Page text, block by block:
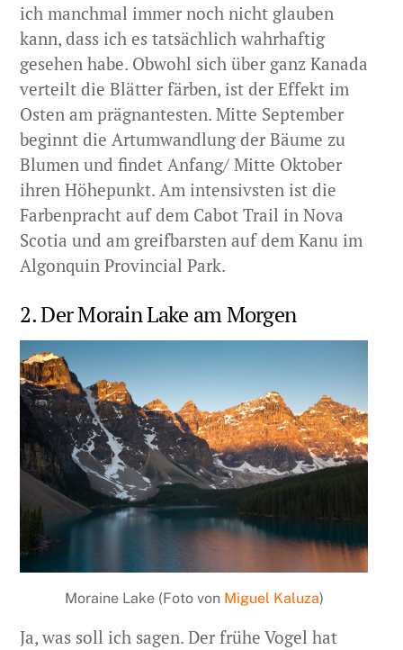
ich manchmal immer noch nicht glauben
kann, dass ich es tatsächlich wahrhaftig
gesehen habe. Obwohl sich über ganz Kanada
verteilt die Blätter färben, ist der Effekt im
Osten am prägnantesten. Mitte September
beginnt die Artumwandlung der Bäume zu
Blumen und findet Anfang/ Mitte Oktober
ihren Höhepunkt. Am intensivsten ist die
Farbenpracht auf dem Cabot Trail in Nova
Scotia und am greifbarsten auf dem Kanu im
Algonquin Provincial Park.
2. Der Morain Lake am Morgen
Moraine Lake (Foto von Miguel Kaluza)
Ja, was soll ich sagen. Der frühe Vogel hat